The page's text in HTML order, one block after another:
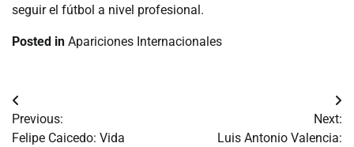
seguir el fútbol a nivel profesional.
Posted in Apariciones Internacionales
Post
navigation
Previous:
Felipe Caicedo: Vida
Next:
Luis Antonio Valencia: